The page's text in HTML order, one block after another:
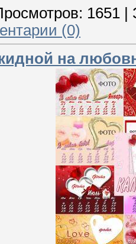
1651
(0)
на